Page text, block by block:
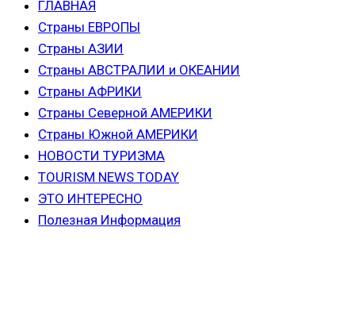
ГЛАВНАЯ
Страны ЕВРОПЫ
Страны АЗИИ
Страны АВСТРАЛИИ и ОКЕАНИИ
Страны АФРИКИ
Страны Северной АМЕРИКИ
Страны Южной АМЕРИКИ
НОВОСТИ ТУРИЗМА
TOURISM NEWS TODAY
ЭТО ИНТЕРЕСНО
Полезная Информация